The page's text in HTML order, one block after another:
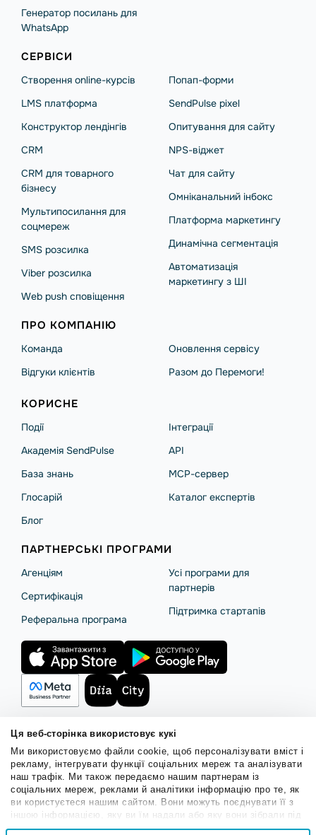
Ця веб-сторінка використовує кукі
Ми використовуємо файли cookie, щоб персоналізувати вміст і
рекламу, інтегрувати функції соціальних мереж та аналізувати
наш трафік. Ми також передаємо нашим партнерам із
соціальних мереж, реклами й аналітики інформацію про те, як
ви користуєтеся нашим сайтом. Вони можуть поєднувати її з
іншою інформацією, яку ви їм надали або яку вони зібрали під
час вашого користування їхніми службами.
Вибір
Генератор посилань для
WhatsApp
СЕРВІСИ
Створення online-курсів
LMS платформа
Конструктор лендінгів
CRM
CRM для товарного
бізнесу
Мультипосилання для
соцмереж
SMS розсилка
Viber розсилка
Web push сповіщення
Попап-форми
SendPulse pixel
Опитування для сайту
NPS-віджет
Чат для сайту
Омніканальний інбокс
Платформа маркетингу
Динамічна сегментація
Автоматизація
маркетингу з ШІ
ПРО КОМПАНІЮ
Команда
Відгуки клієнтів
Оновлення сервісу
Разом до Перемоги!
КОРИСНЕ
Події
Академія SendPulse
База знань
Глосарій
Блог
Інтеграції
API
MCP-сервер
Каталог експертів
ПАРТНЕРСЬКІ ПРОГРАМИ
Агенціям
Сертифікація
Реферальна програма
Усі програми для
партнерів
Підтримка стартапів
Правила користуванняПолітика CookiesБезпека SendPulse
Політика конфіденційності
© 2015 - 2026. ТОВ «СендПульс». Всі права захищені.